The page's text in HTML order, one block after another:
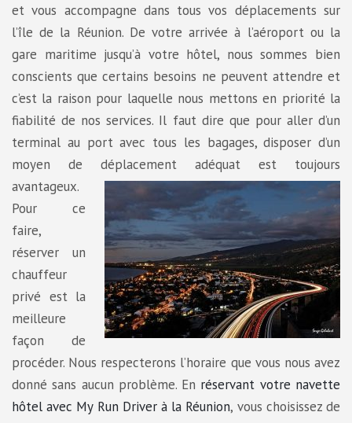
et vous accompagne dans tous vos déplacements sur
l’île de la Réunion. De votre arrivée à l’aéroport ou la
gare maritime jusqu’à votre hôtel, nous sommes bien
conscients que certains besoins ne peuvent attendre et
c’est la raison pour laquelle nous mettons en priorité la
fiabilité de nos services. Il faut dire que pour aller d’un
terminal au port avec tous les bagages, disposer d’un
moyen de déplacement adéquat est toujours
avantageux.
Pour ce
faire,
réserver un
chauffeur
privé est la
meilleure
façon de
procéder. Nous respecterons l’horaire que vous nous avez
donné sans aucun problème. En réservant votre navette
hôtel avec My Run Driver à la Réunion, vous choisissez de